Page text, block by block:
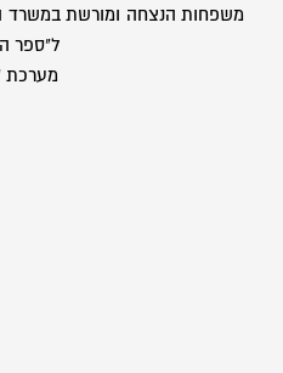
משפחות הנצחה ומורשת במשרד
ל"ספר
מערכת